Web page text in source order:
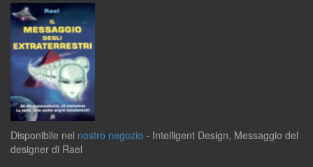
Disponibile nel nostro negozio - Intelligent Design, Messaggio del
designer di Rael